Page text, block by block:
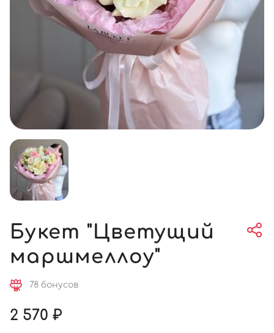
Букет "Цветущий
маршмеллоу"
78 бонусов
2 570 ₽